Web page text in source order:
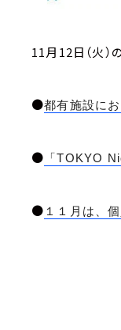
11月12日（火
●都有施設に
● 「TOKYO
● １１月は、